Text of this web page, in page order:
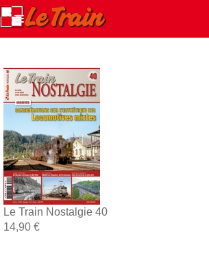
Le Train Nostalgie 40
14,90 €